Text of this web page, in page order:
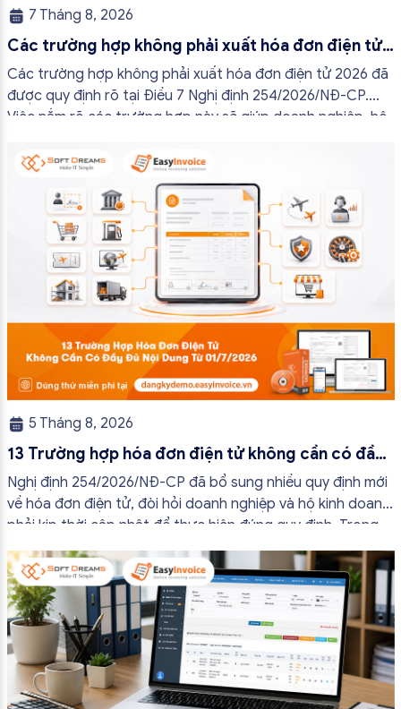
7 Tháng 8, 2026
Các trường hợp không phải xuất hóa đơn điện tử
2026
Các trường hợp không phải xuất hóa đơn điện tử 2026 đã
được quy định rõ tại Điều 7 Nghị định 254/2026/NĐ-CP.
Việc nắm rõ các trường hợp này sẽ giúp doanh nghiệp, hộ
tránh lập hóa đơn không cần thiết hoặc áp […]
5 Tháng 8, 2026
13 Trường hợp hóa đơn điện tử không cần có đầy
đủ nội dung từ 01/7/2026
Nghị định 254/2026/NĐ-CP đã bổ sung nhiều quy định mới
về hóa đơn điện tử, đòi hỏi doanh nghiệp và hộ kinh doanh
phải kịp thời cập nhật để thực hiện đúng quy định. Trong
bài viết này, hóa đơn điện tử EasyInvoice sẽ chia sẻ 13
trường hợp hóa đơn điện tử không cần […]